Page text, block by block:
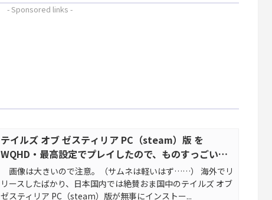
- Sponsored links -
テイルズ オブ ゼスティリア PC（steam）版 を
WQHD・最高設定でプレイしたので、ものすっごい序
盤だけレビュー
画像は大きいので注意。（サムネは軽いはず……） 海外でリ
リースしたばかり、日本国内では絶賛おま国中のテイルズ オブ
ゼスティリア PC（steam）版が無事にインストー...